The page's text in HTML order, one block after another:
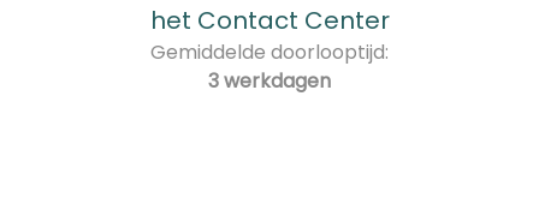
het Contact Center
Gemiddelde doorlooptijd:
3 werkdagen